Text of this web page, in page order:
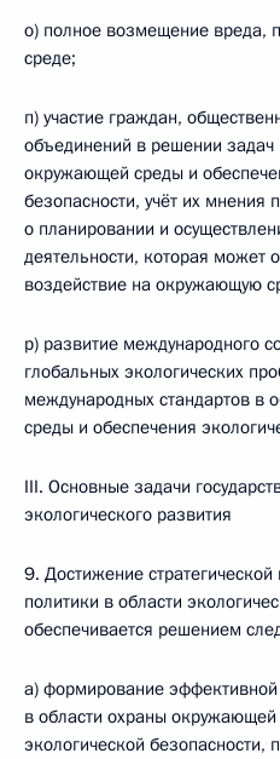
о) полное возмещение вреда,
среде;
п) участие граждан,
объединений в решении задач
окружающей среды и
безопасности, учёт их мнения
о планировании и
деятельности, которая может
воздействие на окружающую
р) развитие международного
глобальных экологических
международных стандартов в
среды и обеспечения
III. Основные задачи
экологического развития
9. Достижение стратегической
политики в области
обеспечивается решением
а) формирование
в области охраны
экологической безопасности,